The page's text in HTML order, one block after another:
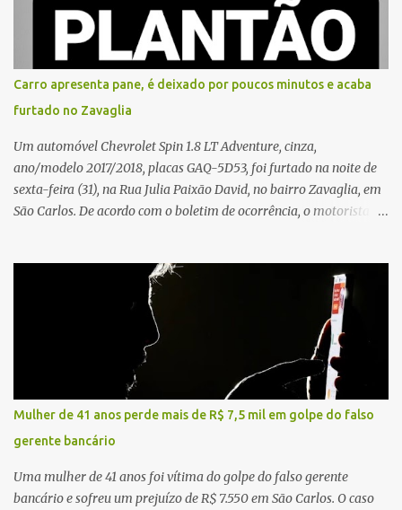
que, ao receber a entrega, voltou a ser ofendida com palavras de
baixo calão e insultos. Ela informou à Polícia Civil que mora
sozinha e que se sentiu ameaçada, coagida e humilhada com a
situação. Fonte: São Carlos Agora
Carro apresenta pane, é deixado por poucos minutos e acaba
furtado no Zavaglia
Um automóvel Chevrolet Spin 1.8 LT Adventure, cinza,
ano/modelo 2017/2018, placas GAQ-5D53, foi furtado na noite de
sexta-feira (31), na Rua Julia Paixão David, no bairro Zavaglia, em
São Carlos. De acordo com o boletim de ocorrência, o motorista
partida. Ainda segundo o registro policial, o condutor estacionou o
carro, certificou-se de que todas as portas estavam trancadas,
permaneceu com a chave de ignição e se ausentou do local por
cerca de dez minutos para buscar ajuda. Ao retornar, constatou
que o automóvel havia desaparecido. A vítima realizou buscas
pelas imediações, mas não conseguiu localizar o veículo.
Conforme o boletim, um menino de aproximadamente 10 anos
relatou ter visto a Spin passando pelo local fazendo um forte ruído,
característica compatível com o problema mecânico que o veículo
já apresentava antes do furto. O carro possui seguro e, segundo a
v...
Mulher de 41 anos perde mais de R$ 7,5 mil em golpe do falso
gerente bancário
Uma mulher de 41 anos foi vítima do golpe do falso gerente
bancário e sofreu um prejuízo de R$ 7.550 em São Carlos. O caso